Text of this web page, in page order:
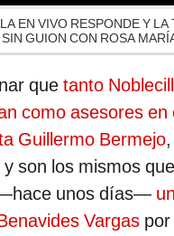
EN VIVO RESPONDE Y LA
GUION CON ROSA
que tanto
como asesores en
Guillermo Bermejo
son los mismos que
unos días—
Vargas